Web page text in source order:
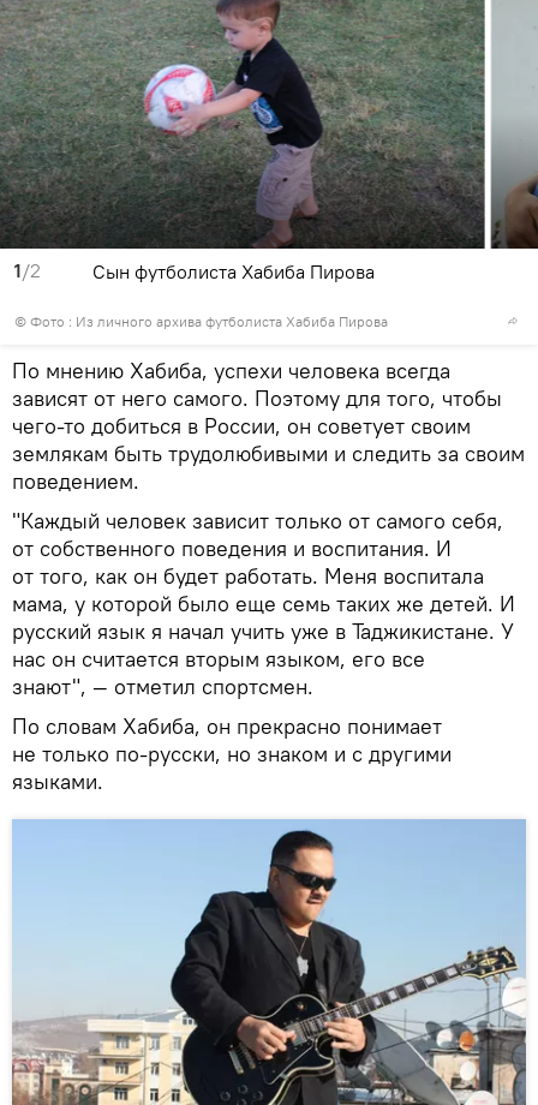
1/2
© Фото : Из личного архива футболиста Хабиба Пирова
Сын футболиста Хабиба Пирова
По мнению Хабиба, успехи человека всегда
зависят от него самого. Поэтому для того, чтобы
чего-то добиться в России, он советует своим
землякам быть трудолюбивыми и следить за своим
поведением.
"Каждый человек зависит только от самого себя,
от собственного поведения и воспитания. И
от того, как он будет работать. Меня воспитала
мама, у которой было еще семь таких же детей. И
русский язык я начал учить уже в Таджикистане. У
нас он считается вторым языком, его все
знают", — отметил спортсмен.
По словам Хабиба, он прекрасно понимает
не только по-русски, но знаком и с другими
языками.